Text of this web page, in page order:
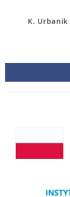
K. Urbanik